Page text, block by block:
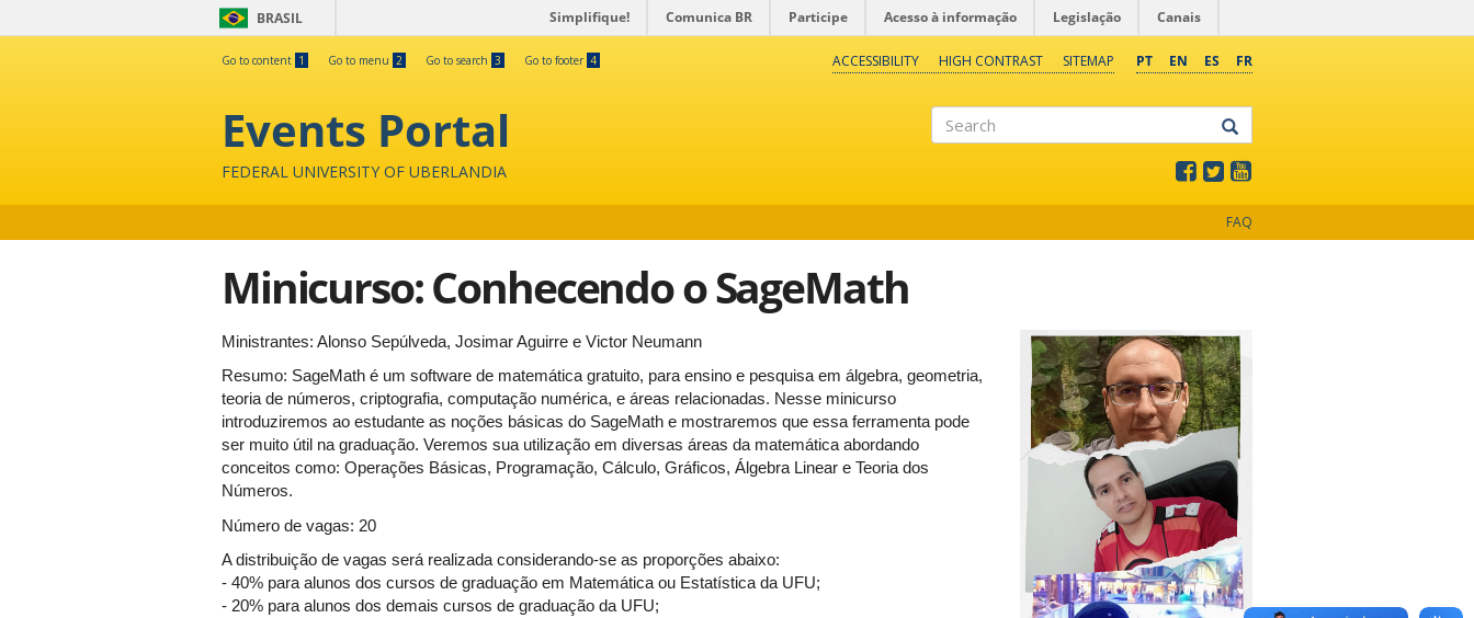
BRASIL Simplifique! Comunica BR Participe Acesso à informação Legislação Canais
Go to content 1 Go to menu 2 Go to search 3 Go to footer 4 PT EN ES FR
ACCESSIBILITY HIGH CONTRAST SITEMAP
Events Portal
FEDERAL UNIVERSITY OF UBERLANDIA
FAQ
Minicurso: Conhecendo o SageMath
Ministrantes: Alonso Sepúlveda, Josimar Aguirre e Victor Neumann
Resumo: SageMath é um software de matemática gratuito, para ensino e pesquisa em álgebra, geometria,
teoria de números, criptografia, computação numérica, e áreas relacionadas. Nesse minicurso
introduziremos ao estudante as noções básicas do SageMath e mostraremos que essa ferramenta pode
ser muito útil na graduação. Veremos sua utilização em diversas áreas da matemática abordando
conceitos como: Operações Básicas, Programação, Cálculo, Gráficos, Álgebra Linear e Teoria dos
Números.
Número de vagas: 20
A distribuição de vagas será realizada considerando-se as proporções abaixo:
- 40% para alunos dos cursos de graduação em Matemática ou Estatística da UFU;
- 20% para alunos dos demais cursos de graduação da UFU;